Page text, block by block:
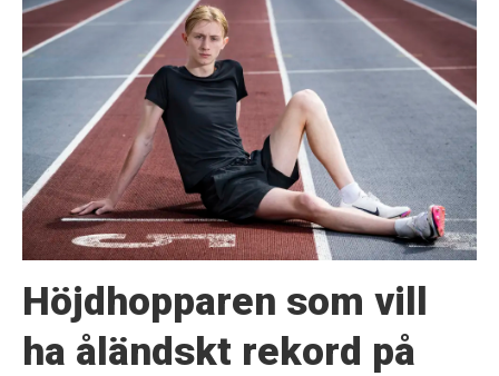
Höjdhopparen som vill
ha åländskt rekord på